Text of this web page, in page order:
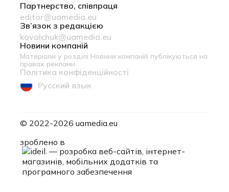
Партнерство, співпраця
editor@uamedia.eu
Зв’язок з редакцією
kovalchuk@uamedia.eu
Новини компаній
Матеріали у розділі Новини компаній публікуються на
правах реклами
Політика конфіденційності
Русский язык
© 2022-2026 uamedia.eu
зроблено в